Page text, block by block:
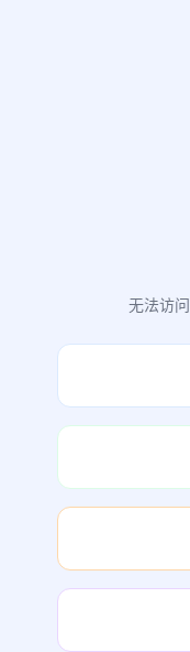
无法访